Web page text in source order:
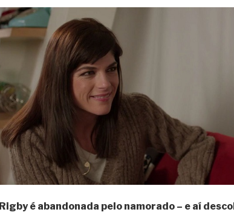
Rigby é abandonada pelo namorado – e aí